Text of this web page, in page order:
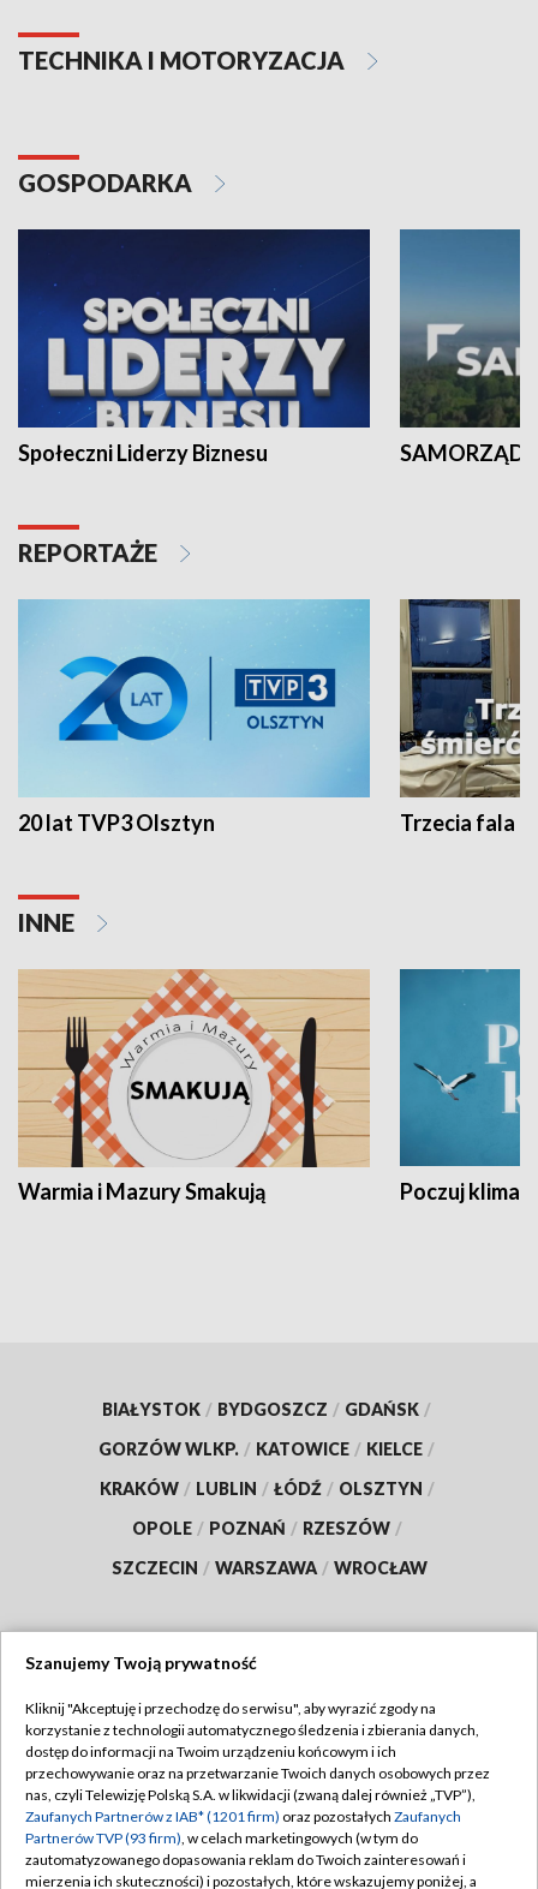
TECHNIKA I MOTORYZACJA
GOSPODARKA
Społeczni Liderzy Biznesu SAMORZĄD
REPORTAŻE
20 lat TVP3 Olsztyn Trzecia fala -
INNE
Warmia i Mazury Smakują Poczuj klimat
BIAŁYSTOK / BYDGOSZCZ / GDAŃSK /
GORZÓW WLKP. / KATOWICE / KIELCE /
KRAKÓW / LUBLIN / ŁÓDŹ / OLSZTYN /
OPOLE / POZNAŃ / RZESZÓW /
SZCZECIN / WARSZAWA / WROCŁAW
TVP
Abonament TVP
Emisja w TVP
Centrum informacji TVP
Regulamin TVP
Polityka prywatności
Moje zgody
Szanujemy Twoją prywatność
Kliknij "Akceptuję i przechodzę do serwisu", aby wyrazić zgody na
korzystanie z technologii automatycznego śledzenia i zbierania danych,
dostęp do informacji na Twoim urządzeniu końcowym i ich
przechowywanie oraz na przetwarzanie Twoich danych osobowych przez
nas, czyli Telewizję Polską S.A. w likwidacji (zwaną dalej również „TVP”),
Zaufanych Partnerów z IAB* (1201 firm) oraz pozostałych Zaufanych
Partnerów TVP (93 firm), w celach marketingowych (w tym do
zautomatyzowanego dopasowania reklam do Twoich zainteresowań i
mierzenia ich skuteczności) i pozostałych, które wskazujemy poniżej, a